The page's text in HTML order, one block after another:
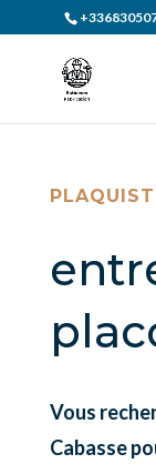
Vous
Cabasse